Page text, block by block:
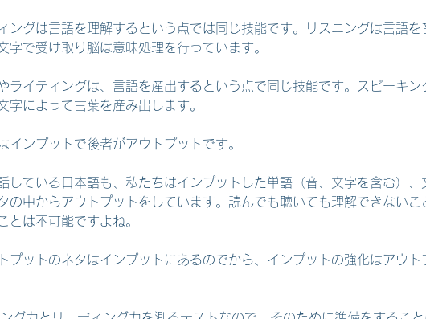
ングは言語を理解するという点では同じ技能です。リスニングは言語を
字で受け取り脳は意味処理を行っています。
ライティングは、言語を産出するという点で同じ技能です。スピーキン
字によって言葉を産み出します。
インプットで後者がアウトプットです。
している日本語も、私たちはインプットした単語（音、文字を含む）、
の中からアウトプットをしています。読んでも聴いても理解できないこ
とは不可能ですよね。
プットのネタはインプットにあるのでから、インプットの強化はアウト